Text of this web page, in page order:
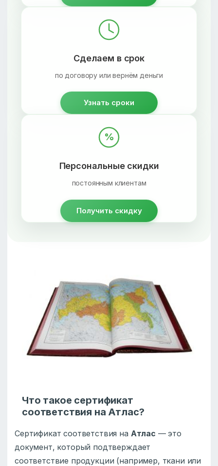
Сделаем в срок
по договору или вернём деньги
Узнать сроки
%
Персональные скидки
постоянным клиентам
Получить скидку
Что такое сертификат
соответствия на Атлас?
Сертификат соответствия на Атлас — это
документ, который подтверждает
соответствие продукции (например, ткани или